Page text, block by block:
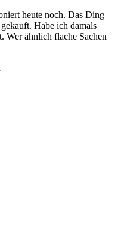
heute noch. Das Ding
Habe ich damals
Wer ähnlich flache Sachen